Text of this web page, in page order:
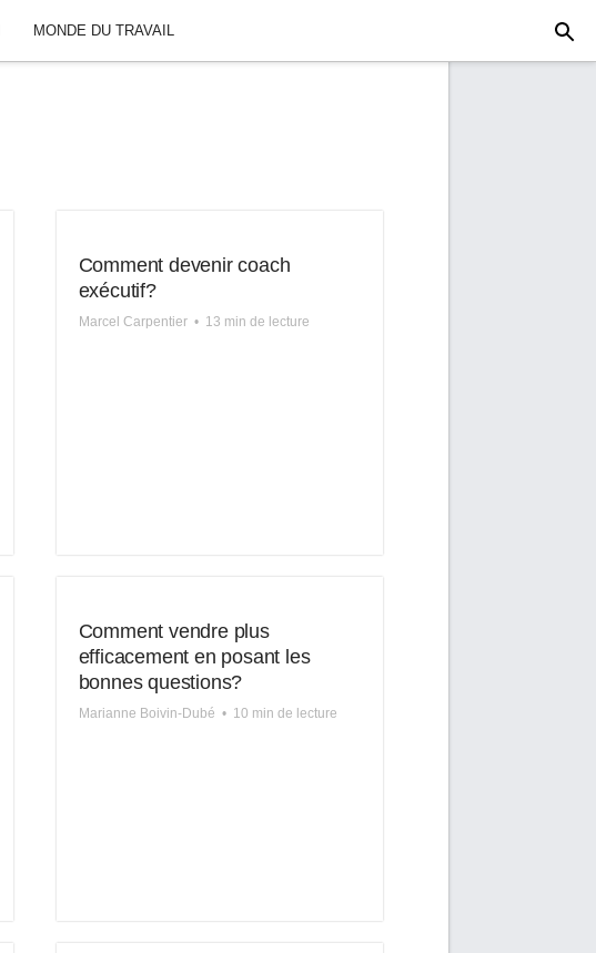
MONDE DU TRAVAIL
Comment devenir coach
exécutif?
Marcel Carpentier • 13 min de lecture
Comment vendre plus
efficacement en posant les
bonnes questions?
Marianne Boivin-Dubé • 10 min de lecture